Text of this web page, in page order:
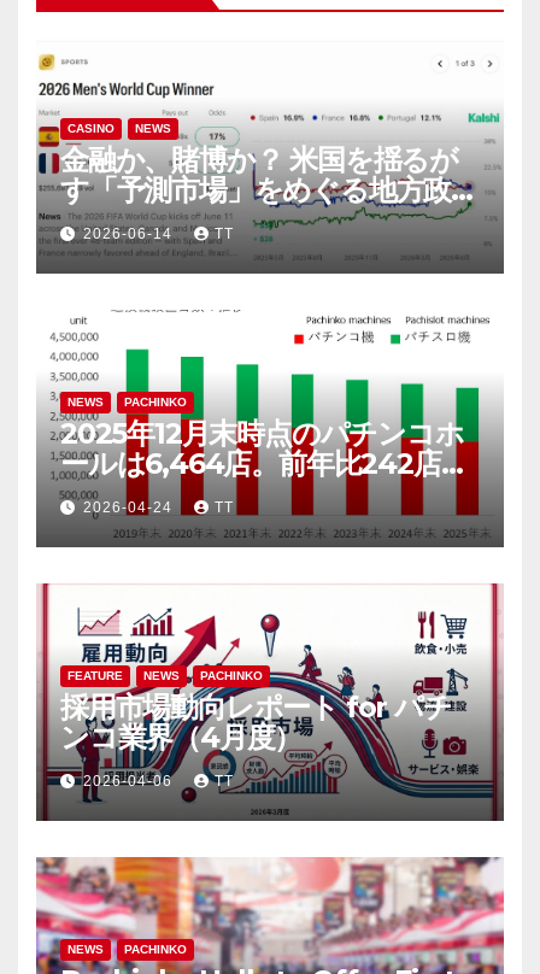
CASINO NEWS
金融か、賭博か？ 米国を揺るが
す「予測市場」をめぐる地方政府
と連邦政府の攻防
2026-06-14 TT
NEWS PACHINKO
2025年12月末時点のパチンコホ
ールは6,464店。前年比242店
（3.6％）減
2026-04-24 TT
FEATURE NEWS PACHINKO
採用市場動向レポート for パチ
ンコ業界（4月度）
2026-04-06 TT
NEWS PACHINKO